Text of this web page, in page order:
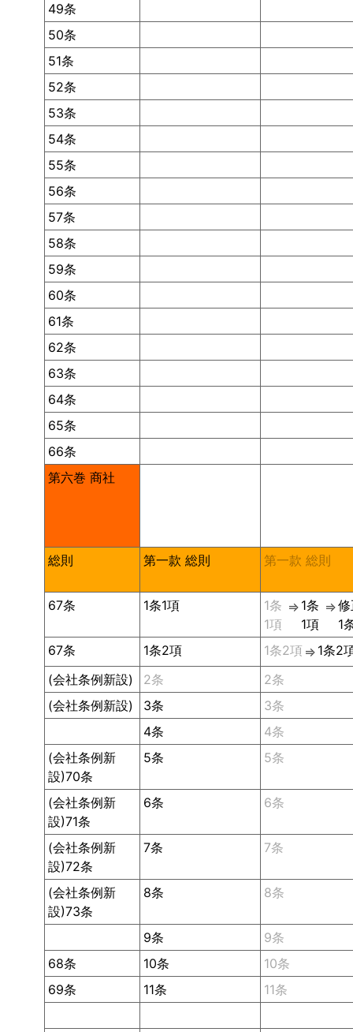
49条
50条
51条
52条
53条
54条
55条
56条
57条
58条
59条
60条
61条
62条
63条
64条
65条
66条
第六巻 商社
総則 第一款 総則 第一款 総則
67条 1条1項
1条
1項
⇒ 1条
1項
⇒
1
67条
1条2項 1条2項 ⇒ 1条2
(会社条例新設)
2条
2条
(会社条例新設)
3条
3条
4条
4条
(会社条例新
設)70条
5条 5条
(会社条例新
設)71条
6条 6条
(会社条例新
設)72条
7条 7条
(会社条例新
設)73条
8条 8条
9条
9条
68条
10条
10条
69条
11条 11条